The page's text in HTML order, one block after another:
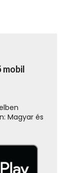
mobil
Magyar és